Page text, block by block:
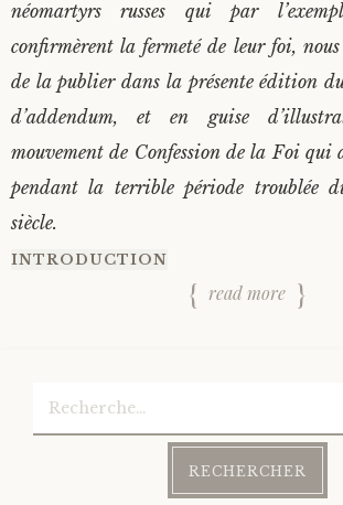
néomartyrs russes qui par
confirmèrent la fermeté de leur foi,
de la publier dans la présente édition
d’addendum, et en guise
mouvement de Confession de la Foi qui
pendant la terrible période troublée
siècle.
INTRODUCTION
read more